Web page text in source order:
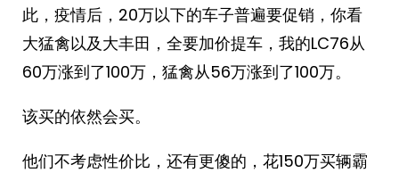
此，疫情后，20万以下的车子普遍要促销，你看
大猛禽以及大丰田，全要加价提车，我的LC76从
60万涨到了100万，猛禽从56万涨到了100万。
该买的依然会买。
他们不考虑性价比，还有更傻的，花150万买辆霸